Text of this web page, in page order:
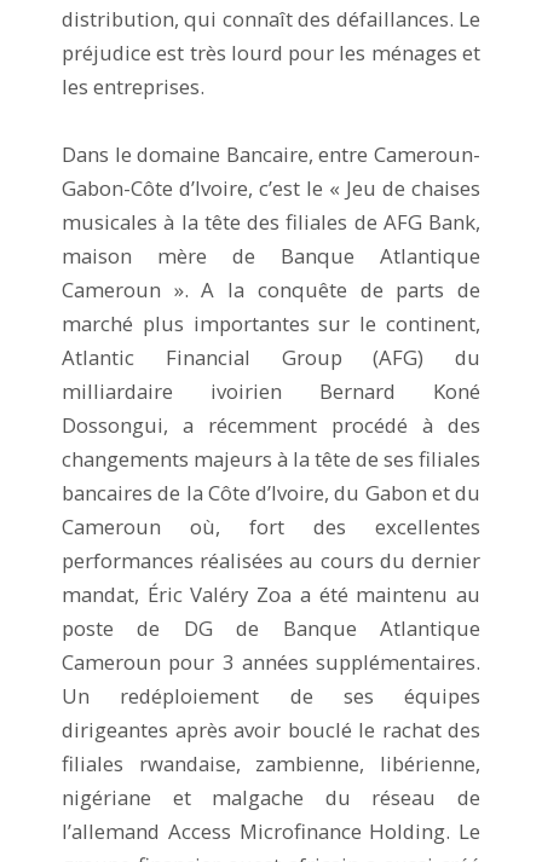
distribution, qui connaît des défaillances. Le
préjudice est très lourd pour les ménages et
les entreprises.
Dans le domaine Bancaire, entre Cameroun-
Gabon-Côte d’Ivoire, c’est le « Jeu de chaises
musicales à la tête des filiales de AFG Bank,
maison mère de Banque Atlantique
Cameroun ». A la conquête de parts de
marché plus importantes sur le continent,
Atlantic Financial Group (AFG) du
milliardaire ivoirien Bernard Koné
Dossongui, a récemment procédé à des
changements majeurs à la tête de ses filiales
bancaires de la Côte d’Ivoire, du Gabon et du
Cameroun où, fort des excellentes
performances réalisées au cours du dernier
mandat, Éric Valéry Zoa a été maintenu au
poste de DG de Banque Atlantique
Cameroun pour 3 années supplémentaires.
Un redéploiement de ses équipes
dirigeantes après avoir bouclé le rachat des
filiales rwandaise, zambienne, libérienne,
nigériane et malgache du réseau de
l’allemand Access Microfinance Holding. Le